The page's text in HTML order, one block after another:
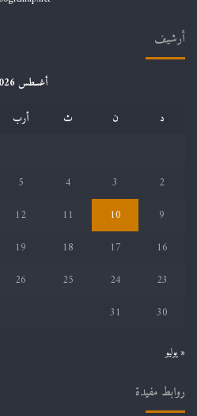
أرشيف
أغسطس 2026
د
ن ث أرب
2
3
4
5
9
10
11
12
16
17
18
19
23
24
25
26
30
31
« يوليو
روابط مفيدة